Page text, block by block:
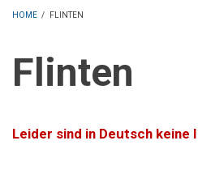
HOME / FLINTEN
Flinten
Leider sind in Deutsch keine